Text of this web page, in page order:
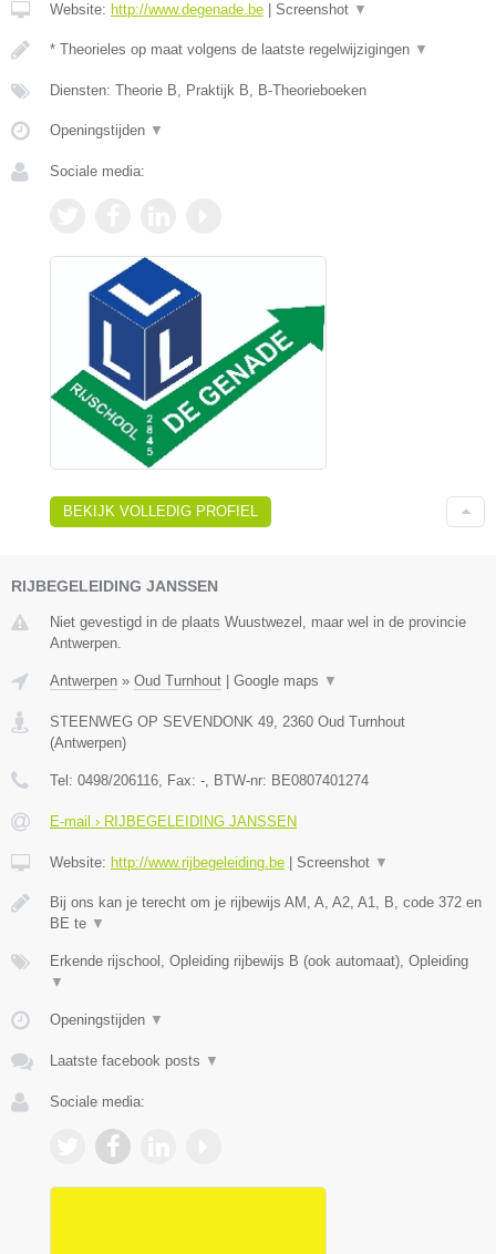
Website: http://www.degenade.be Screenshot ▼
* Theorieles op maat volgens de laatste regelwijzigingen ▼
Diensten: Theorie B, Praktijk B, B-Theorieboeken
Openingstijden ▼
Sociale media:
BEKIJK VOLLEDIG PROFIEL
RIJBEGELEIDING JANSSEN
Niet gevestigd in de plaats Wuustwezel, maar wel in de provincie
Antwerpen.
Antwerpen » Oud Turnhout Google maps ▼
STEENWEG OP SEVENDONK 49, 2360 Oud Turnhout
(Antwerpen)
Tel: 0498/206116, Fax: -, BTW-nr: BE0807401274
E-mail › RIJBEGELEIDING JANSSEN
Website: http://www.rijbegeleiding.be Screenshot ▼
Bij ons kan je terecht om je rijbewijs AM, A, A2, A1, B, code 372 en
BE te ▼
Erkende rijschool, Opleiding rijbewijs B (ook automaat), Opleiding
▼
Openingstijden ▼
Laatste facebook posts ▼
Sociale media: